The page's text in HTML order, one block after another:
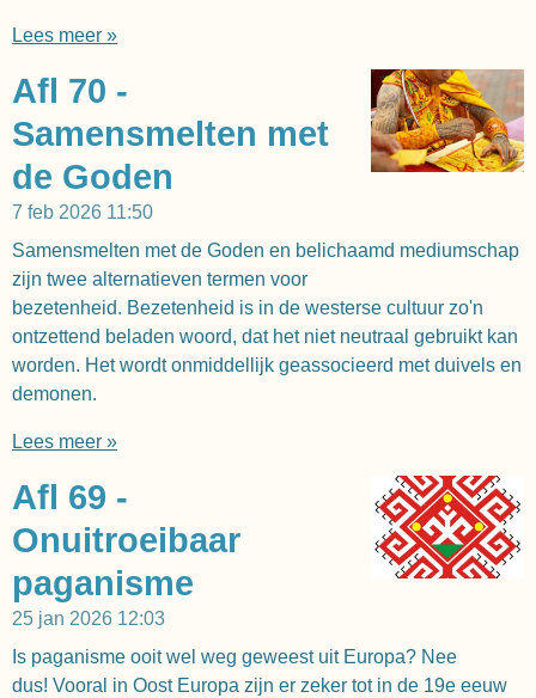
Lees meer »
Afl 70 -
Samensmelten met
de Goden
7 feb 2026 11:50
Samensmelten met de Goden en belichaamd mediumschap
zijn twee alternatieven termen voor
bezetenheid. Bezetenheid is in de westerse cultuur zo'n
ontzettend beladen woord, dat het niet neutraal gebruikt kan
worden. Het wordt onmiddellijk geassocieerd met duivels en
demonen.
Lees meer »
Afl 69 -
Onuitroeibaar
paganisme
25 jan 2026 12:03
Is paganisme ooit wel weg geweest uit Europa? Nee
dus! Vooral in Oost Europa zijn er zeker tot in de 19e eeuw